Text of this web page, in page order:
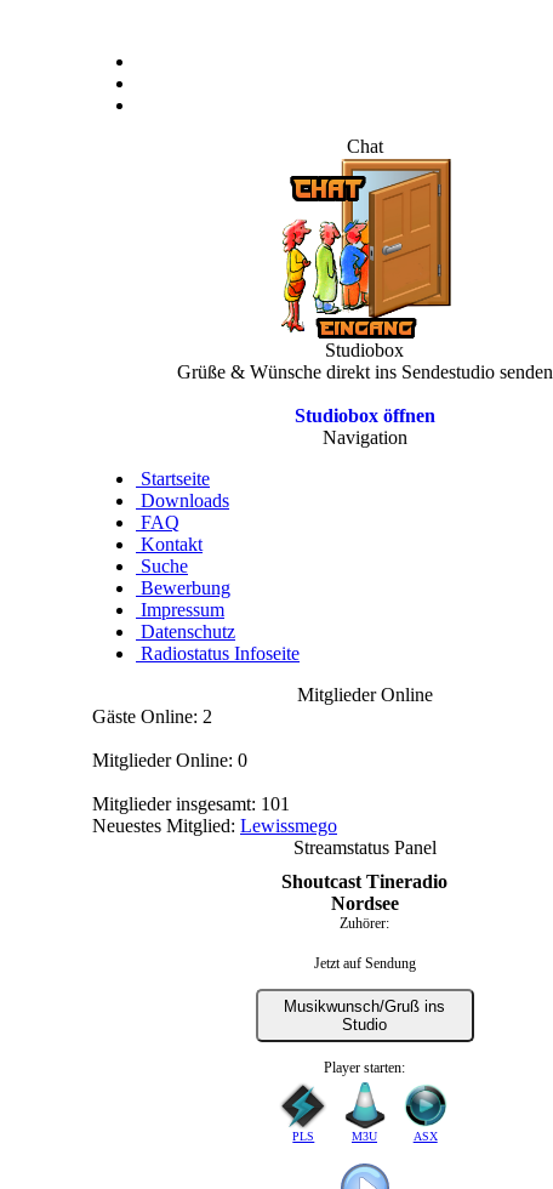
Chat
Studiobox
Grüße & Wünsche direkt ins Sendestudio senden
Studiobox öffnen
Navigation
Startseite
Downloads
FAQ
Kontakt
Suche
Bewerbung
Impressum
Datenschutz
Radiostatus Infoseite
Mitglieder Online
Gäste Online: 2
Mitglieder Online: 0
Mitglieder insgesamt: 101
Neuestes Mitglied: Lewissmego
Streamstatus Panel
Shoutcast Tineradio
Nordsee
Zuhörer:
Jetzt auf Sendung
Musikwunsch/Gruß ins
Studio
Player starten:
PLS M3U ASX